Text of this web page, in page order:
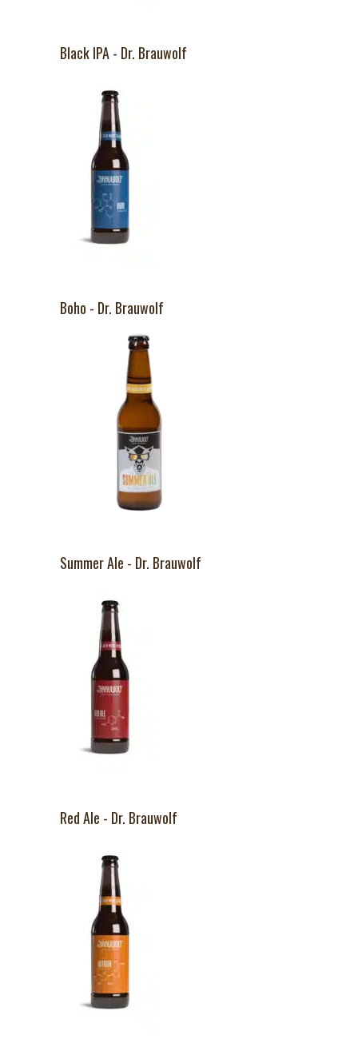
Black IPA - Dr. Brauwolf
Boho - Dr. Brauwolf
Summer Ale - Dr. Brauwolf
Red Ale - Dr. Brauwolf